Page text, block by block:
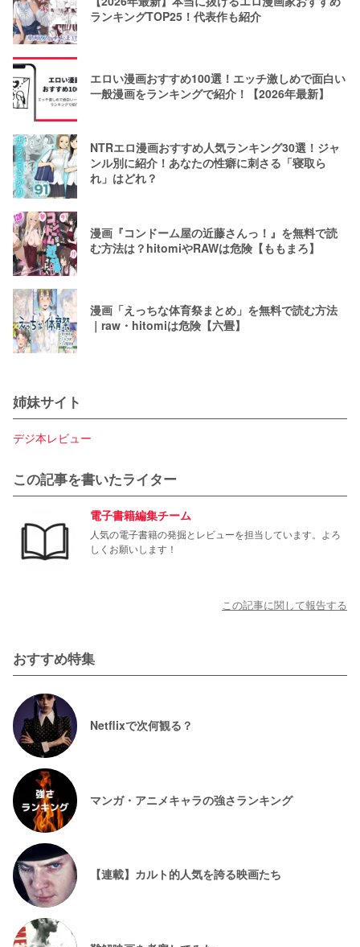
ランキングTOP25！代表作も紹介
エロい漫画おすすめ100選！エッチ激しめで面白い
一般漫画をランキングで紹介！【2026年最新】
NTRエロ漫画おすすめ人気ランキング30選！ジャ
ンル別に紹介！あなたの性癖に刺さる「寝取ら
れ」はどれ？
漫画『コンドーム屋の近藤さんっ！』を無料で読
む方法は？hitomiやRAWは危険【ももまろ】
漫画「えっちな体育祭まとめ」を無料で読む方法
｜raw・hitomiは危険【六畳】
姉妹サイト
デジ本レビュー
この記事を書いたライター
電子書籍編集チーム
人気の電子書籍の発掘とレビューを担当しています。よろ
しくお願いします！
この記事に関して報告する
おすすめ特集
Netflixで次何観る？
マンガ・アニメキャラの強さランキング
【連載】カルト的人気を誇る映画たち